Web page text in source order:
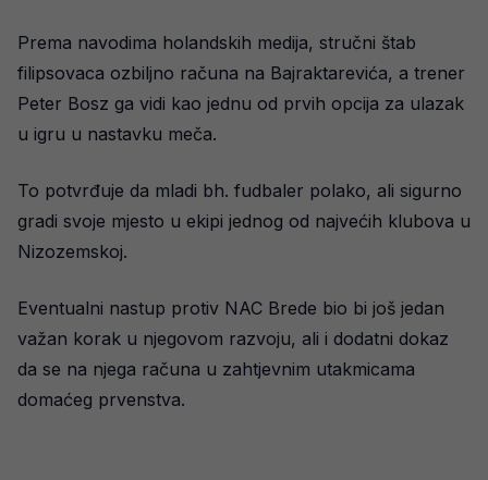
Prema navodima holandskih medija, stručni štab
filipsovaca ozbiljno računa na Bajraktarevića, a trener
Peter Bosz ga vidi kao jednu od prvih opcija za ulazak
u igru u nastavku meča.
To potvrđuje da mladi bh. fudbaler polako, ali sigurno
gradi svoje mjesto u ekipi jednog od najvećih klubova u
Nizozemskoj.
Eventualni nastup protiv NAC Brede bio bi još jedan
važan korak u njegovom razvoju, ali i dodatni dokaz
da se na njega računa u zahtjevnim utakmicama
domaćeg prvenstva.